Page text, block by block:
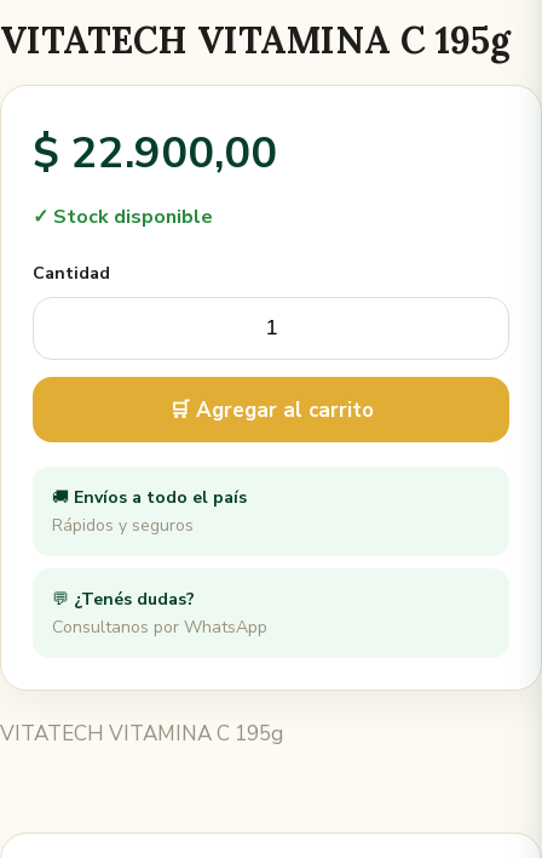
VITATECH VITAMINA C 195g
$ 22.900,00
✓ Stock disponible
Cantidad
🛒 Agregar al carrito
🚚 Envíos a todo el país
Rápidos y seguros
💬 ¿Tenés dudas?
Consultanos por WhatsApp
VITATECH VITAMINA C 195g